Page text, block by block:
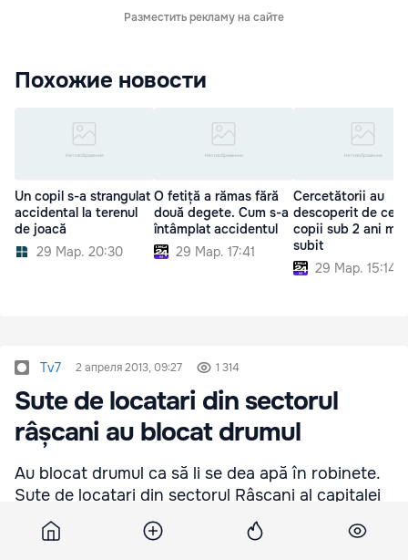
Разместить рекламу на сайте
Похожие новости
Un copil s-a strangulat
accidental la terenul
de joacă
29 Мар. 20:30
O fetiță a rămas fără
două degete. Cum s-a
întâmplat accidentul
29 Мар. 17:41
Cercetătorii au
descoperit de ce
copii sub 2 ani mor
subit
29 Мар. 15:14
Tv7 2 апреля 2013, 09:27 1 314
Sute de locatari din sectorul
râșcani au blocat drumul
Au blocat drumul ca să li se dea apă în robinete.
Sute de locatari din sectorul Râșcani al capitalei
au protestat ieri după ce au fost deconectați de
la conducta de apă. Întreprinderea „Apă-Canal” a